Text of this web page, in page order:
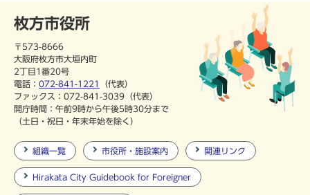
枚方市役所
〒573-8666
大阪府枚方市大垣内町
2丁目1番20号
電話： 072-841-1221
（代表）
ファックス：072-841-3039（代表）
開庁時間：午前9時から午後5時30分まで
（土日・祝日・年末年始を除く）
組織一覧 市役所・施設案内 関連リンク
Hirakata City Guidebook for Foreigner